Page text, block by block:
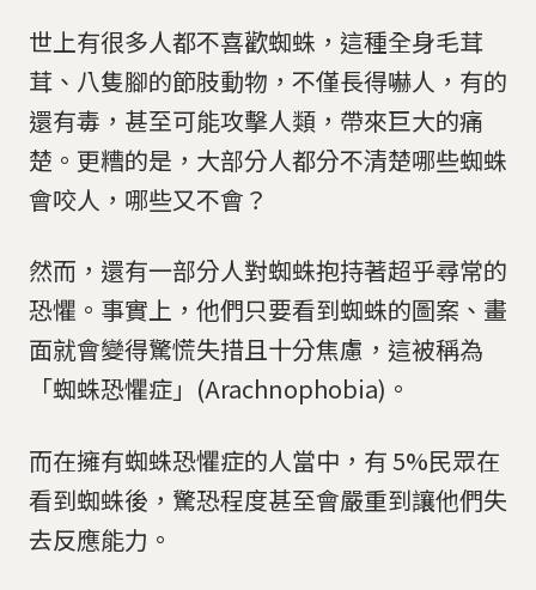
世上有很多人都不喜歡蜘蛛，這種全身毛茸
茸、八隻腳的節肢動物，不僅長得嚇人，有的
還有毒，甚至可能攻擊人類，帶來巨大的痛
楚。更糟的是，大部分人都分不清楚哪些蜘蛛
會咬人，哪些又不會？
然而，還有一部分人對蜘蛛抱持著超乎尋常的
恐懼。事實上，他們只要看到蜘蛛的圖案、畫
面就會變得驚慌失措且十分焦慮，這被稱為
「蜘蛛恐懼症」(Arachnophobia)。
而在擁有蜘蛛恐懼症的人當中，有 5%民眾在
看到蜘蛛後，驚恐程度甚至會嚴重到讓他們失
去反應能力。